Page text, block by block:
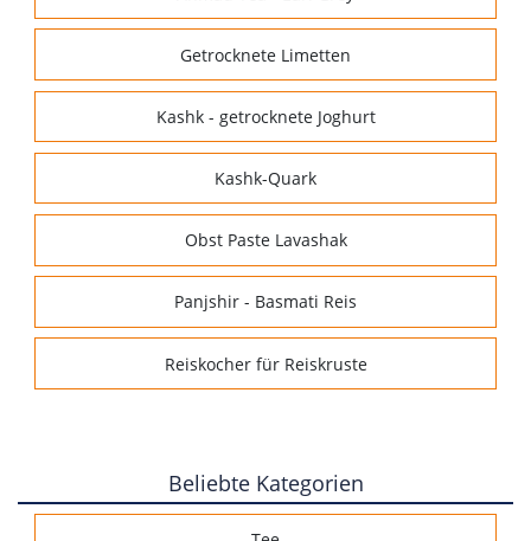
Getrocknete Limetten
Kashk - getrocknete Joghurt
Kashk-Quark
Obst Paste Lavashak
Panjshir - Basmati Reis
Reiskocher für Reiskruste
Beliebte Kategorien